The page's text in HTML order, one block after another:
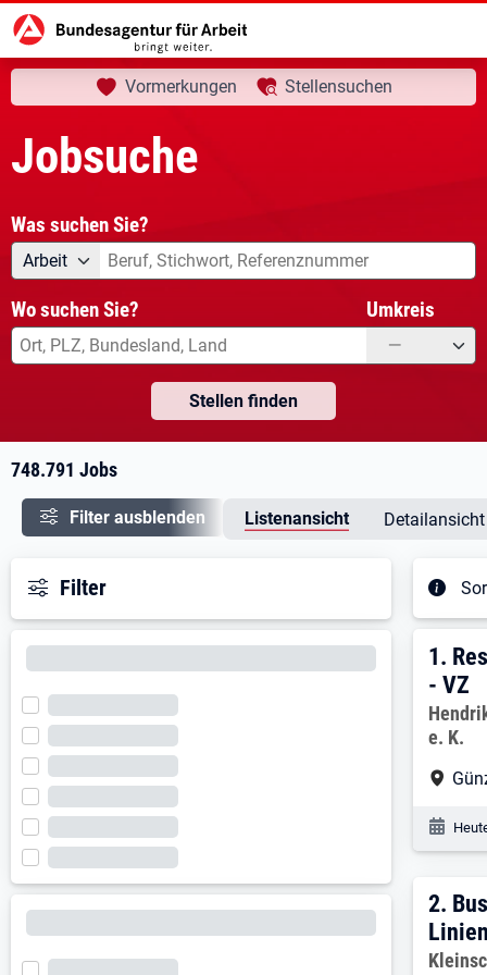
Startseite Jobsuche aktuelle Seite:
Ihre Suche
Vormerkungen Stellensuchen
Jobsuche
Was suchen Sie?
Angebotsart
Arbeit Was suchen Sie?
Wo suchen Sie? Umkreis
—
Stellen finden
748.791 Jobs
Filter ausblenden Listenansicht Detailansicht
Filter
1.
1.
- VZ
e. K.
2.
2.